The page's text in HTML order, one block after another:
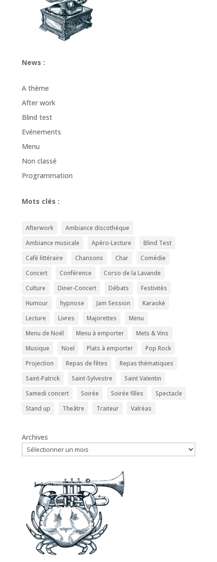
News :
A thème
After work
Blind test
Evénements
Menu
Non classé
Programmation
Mots clés :
Afterwork
Ambiance discothèque
Ambiance musicale
Apéro-Lecture
Blind Test
Café littéraire
Chansons Char
Comédie
Concert
Conférence
Corso de la Lavande
Culture
Diner-Concert Débats
Festivités
Humour
hypnose Jam Session
Karaoké
Lecture
Livres Majorettes
Menu
Menu de Noël
Menu à emporter
Mets & Vins
Musique
Noel Plats à emporter
Pop Rock
Projection
Repas de fêtes
Repas thématiques
Saint-Patrick
Saint-Sylvestre
Saint Valentin
Samedi concert
Soirée Soirée filles
Spectacle
Stand up
Theâtre Traiteur Valréas
Archives